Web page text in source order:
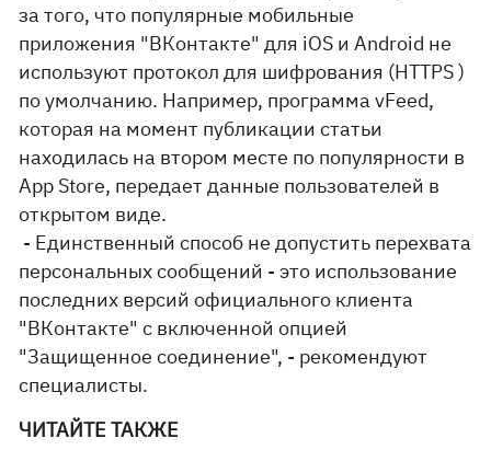
за того, что популярные мобильные
приложения "ВКонтакте" для iOS и Android не
используют протокол для шифрования (HTTPS )
по умолчанию. Например, программа vFeed,
которая на момент публикации статьи
находилась на втором месте по популярности в
App Store, передает данные пользователей в
открытом виде.
- Единственный способ не допустить перехвата
персональных сообщений - это использование
последних версий официального клиента
"ВКонтакте" с включенной опцией
"Защищенное соединение", - рекомендуют
специалисты.
ЧИТАЙТЕ ТАКЖЕ